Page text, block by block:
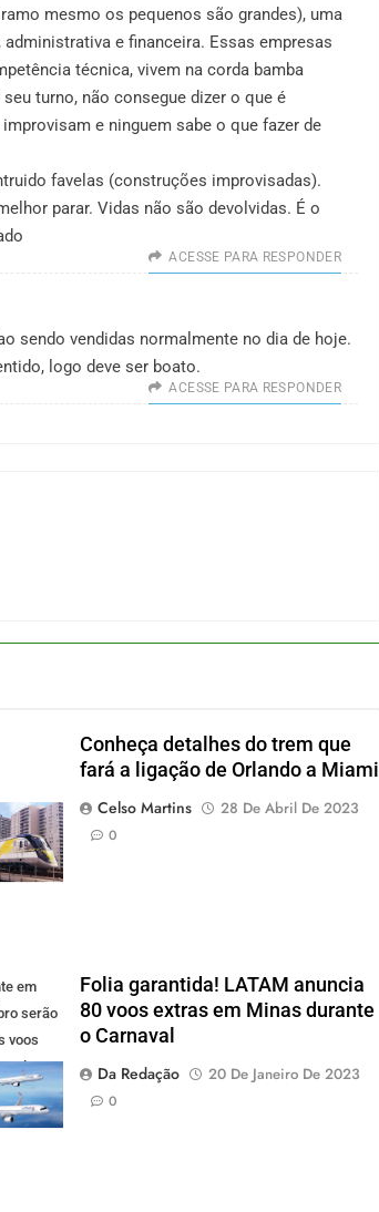
mesmo os pequenos são grandes), uma
e financeira. Essas empresas
técnica, vivem na corda bamba
turno, não consegue dizer o que é
e ninguem sabe o que fazer de
favelas (construções improvisadas).
parar. Vidas não são devolvidas. É o
ACESSE PARA RESPONDER
sendo vendidas normalmente no dia de hoje.
logo deve ser boato.
ACESSE PARA RESPONDER
Conheça detalhes do trem que
fará a ligação de Orlando a Miami
Celso Martins
28 De Abril De 2023
0
em
serão
voos
pela
Folia garantida! LATAM anuncia
80 voos extras em Minas durante
o Carnaval
Da Redação
20 De Janeiro De 2023
0